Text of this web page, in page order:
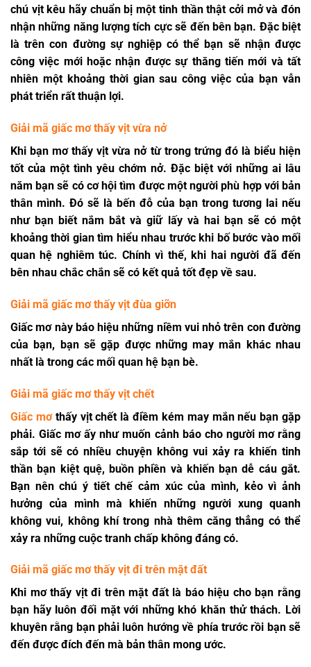
chú vịt kêu hãy chuẩn bị một tinh thần thật cởi mở và đón
nhận những năng lượng tích cực sẽ đến bên bạn. Đặc biệt
là trên con đường sự nghiệp có thể bạn sẽ nhận được
công việc mới hoặc nhận được sự thăng tiến mới và tất
nhiên một khoảng thời gian sau công việc của bạn vẫn
phát triển rất thuận lợi.
Giải mã giấc mơ thấy vịt vừa nở
Khi bạn mơ thấy vịt vừa nở từ trong trứng đó là biểu hiện
tốt của một tình yêu chớm nở. Đặc biệt với những ai lâu
năm bạn sẽ có cơ hội tìm được một người phù hợp với bản
thân mình. Đó sẽ là bến đỗ của bạn trong tương lai nếu
như bạn biết nắm bắt và giữ lấy và hai bạn sẽ có một
khoảng thời gian tìm hiểu nhau trước khi bố bước vào mối
quan hệ nghiêm túc. Chính vì thế, khi hai người đã đến
bên nhau chắc chắn sẽ có kết quả tốt đẹp về sau.
Giải mã giấc mơ thấy vịt đùa giỡn
Giấc mơ này báo hiệu những niềm vui nhỏ trên con đường
của bạn, bạn sẽ gặp được những may mắn khác nhau
nhất là trong các mối quan hệ bạn bè.
Giải mã giấc mơ thấy vịt chết
Giấc mơthấy vịt chết là điềm kém may mắn nếu bạn gặp
phải. Giấc mơ ấy như muốn cảnh báo cho người mơ rằng
sắp tới sẽ có nhiều chuyện không vui xảy ra khiến tinh
thần bạn kiệt quệ, buồn phiền và khiến bạn dễ cáu gắt.
Bạn nên chú ý tiết chế cảm xúc của mình, kẻo vì ảnh
hưởng của mình mà khiến những người xung quanh
không vui, không khí trong nhà thêm căng thẳng có thể
xảy ra những cuộc tranh chấp không đáng có.
Giải mã giấc mơ thấy vịt đi trên mặt đất
Khi mơ thấy vịt đi trên mặt đất là báo hiệu cho bạn rằng
bạn hãy luôn đối mặt với những khó khăn thử thách. Lời
khuyên rằng bạn phải luôn hướng về phía trước rồi bạn sẽ
đến được đích đến mà bản thân mong ước.